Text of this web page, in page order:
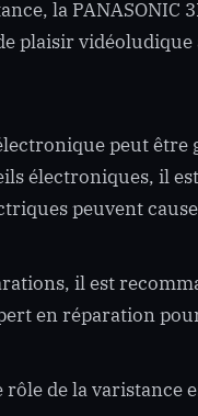
la PANASONIC
plaisir
peut être
électroniques, il
peuvent
il est
en réparation
de la varistance